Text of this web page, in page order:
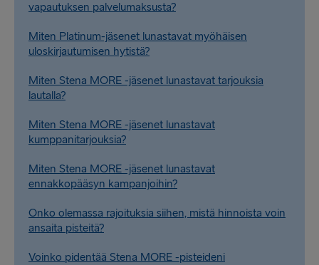
vapautuksen palvelumaksusta?
Miten Platinum-jäsenet lunastavat myöhäisen
uloskirjautumisen hytistä?
Miten Stena MORE -jäsenet lunastavat tarjouksia
lautalla?
Miten Stena MORE -jäsenet lunastavat
kumppanitarjouksia?
Miten Stena MORE -jäsenet lunastavat
ennakkopääsyn kampanjoihin?
Onko olemassa rajoituksia siihen, mistä hinnoista voin
ansaita pisteitä?
Voinko pidentää Stena MORE -pisteideni